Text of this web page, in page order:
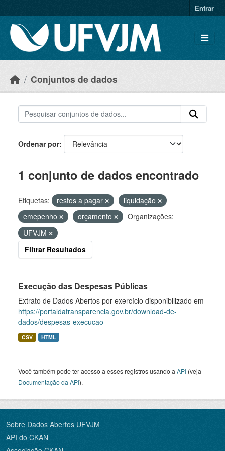
Entrar
Conjuntos de dados
Ordenar por
1 conjunto de dados encontrado
Etiquetas: restos a pagar
liquidação
emepenho
orçamento
Organizações:
UFVJM
Filtrar Resultados
Execução das Despesas Públicas
Extrato de Dados Abertos por exercício disponibilizado em
https://portaldatransparencia.gov.br/download-de-
dados/despesas-execucao
CSV HTML
Você também pode ter acesso a esses registros usando a API (veja
Documentação da API).
Sobre Dados Abertos UFVJM
API do CKAN